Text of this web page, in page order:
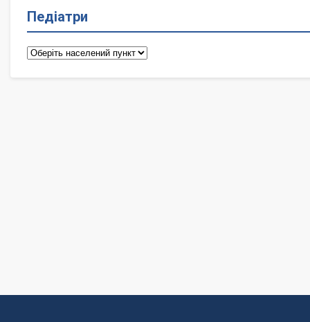
Педіатри
Педіатри